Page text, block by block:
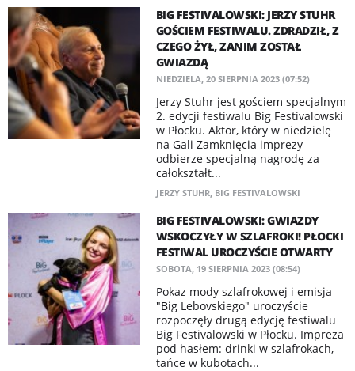
BIG FESTIVALOWSKI: JERZY STUHR
GOŚCIEM FESTIWALU. ZDRADZIŁ, Z
CZEGO ŻYŁ, ZANIM ZOSTAŁ
GWIAZDĄ
NIEDZIELA, 20 SIERPNIA 2023 (07:52)
Jerzy Stuhr jest gościem specjalnym
2. edycji festiwalu Big Festivalowski
w Płocku. Aktor, który w niedzielę
na Gali Zamknięcia imprezy
odbierze specjalną nagrodę za
całokształt...
JERZY STUHR, BIG FESTIVALOWSKI
BIG FESTIVALOWSKI: GWIAZDY
WSKOCZYŁY W SZLAFROKI! PŁOCKI
FESTIWAL UROCZYŚCIE OTWARTY
SOBOTA, 19 SIERPNIA 2023 (08:54)
Pokaz mody szlafrokowej i emisja
"Big Lebovskiego" uroczyście
rozpoczęły drugą edycję festiwalu
Big Festivalowski w Płocku. Impreza
pod hasłem: drinki w szlafrokach,
tańce w kubotach...